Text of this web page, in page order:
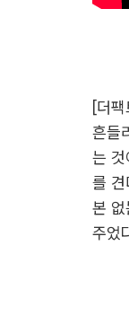
[더
흔들
는
를
본 없
주었